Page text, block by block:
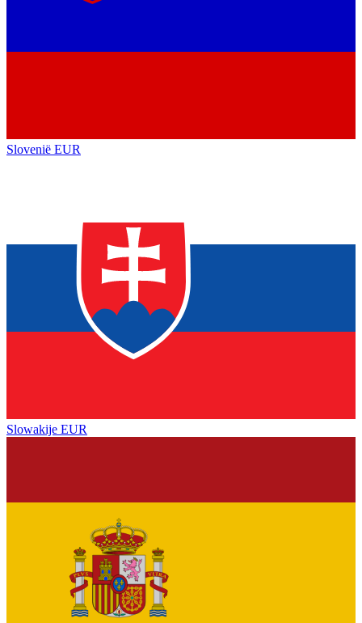
Slovenië EUR
Slowakije EUR